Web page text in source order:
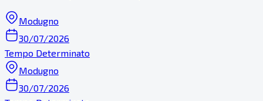
Modugno
30/07/2026
Tempo Determinato
Modugno
30/07/2026